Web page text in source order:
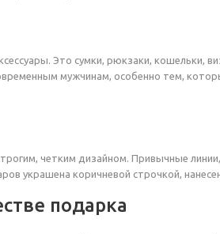
Это сумки, рюкзаки, кошельки,
мужчинам, особенно тем,
четким дизайном. Привычные
украшена коричневой строчкой,
подарка